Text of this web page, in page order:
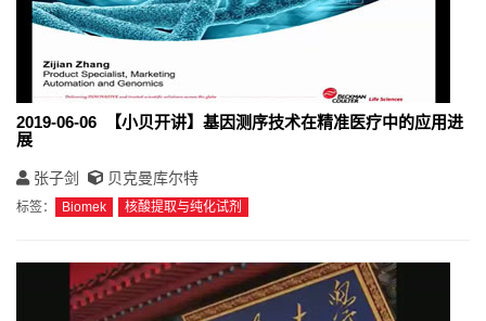
2019-06-06 【小贝开讲】基因测序技术在精准医疗中的应用进
展
张子剑 贝克曼库尔特
标签： Biomek 核酸提取与纯化试剂